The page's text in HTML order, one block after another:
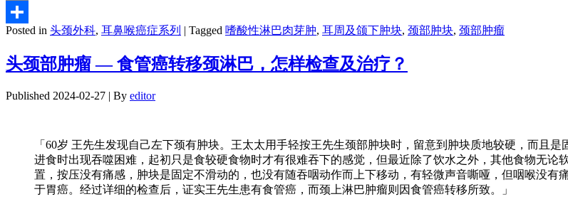
Email
分
享
Posted in 头颈外科, 耳鼻喉癌症系列 | Tagged 嗜酸性淋巴肉芽肿, 耳周及颌下肿块, 颈部肿块, 颈部肿瘤
头颈部肿瘤 — 食管癌转移颈淋巴，怎样检查及治疗？
Published 2024-02-27 | By editor
「60岁 王先生发现自己左下颈有肿块。王太太用手轻按王先生颈部肿块时，留意到肿块质地较硬，而且
进食时出现吞噬困难，起初只是食较硬食物时才有很难吞下的感觉，但最近除了饮水之外，其他食物无
置，按压没有痛感，肿块是固定不滑动的，也没有随吞咽动作而上下移动，有轻微声音嘶哑，但咽喉没
于胃癌。经过详细的检查后，证实王先生患有食管癌，而颈上淋巴肿瘤则因食管癌转移所致。」